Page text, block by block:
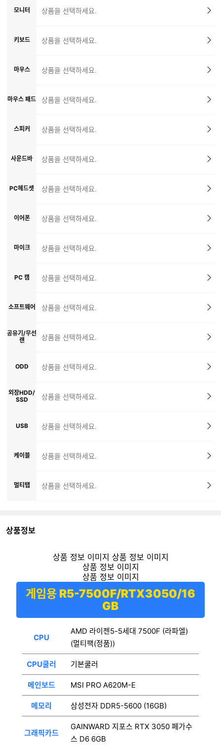
모니터 상품을 선택하세요.
키보드 상품을 선택하세요.
마우스 상품을 선택하세요.
마우스 패드 상품을 선택하세요.
스피커 상품을 선택하세요.
사운드바 상품을 선택하세요.
PC헤드셋 상품을 선택하세요.
이어폰 상품을 선택하세요.
마이크 상품을 선택하세요.
PC 캠 상품을 선택하세요.
소프트웨어 상품을 선택하세요.
공유기/무선
랜
상품을 선택하세요.
ODD 상품을 선택하세요.
외장HDD/
SSD
상품을 선택하세요.
USB 상품을 선택하세요.
케이블 상품을 선택하세요.
멀티탭 상품을 선택하세요.
상품정보
게임용 R5-7500F/RTX3050/16
GB
CPU
AMD 라이젠5-5세대 7500F (라파엘)
(멀티팩(정품))
CPU쿨러 기본쿨러
메인보드 MSI PRO A620M-E
메모리 삼성전자 DDR5-5600 (16GB)
그래픽카드
GAINWARD 지포스 RTX 3050 페가수
스 D6 6GB